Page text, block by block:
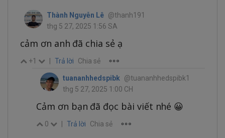
Thành Nguyễn Lê @thanh191
thg 5 27, 2025 1:56 SA
cảm ơn anh đã chia sẻ ạ
+1 Trả lời Chia sẻ
tuananhhedspibk
@tuananhhedspibk1
thg 5 27, 2025 1:00 CH
Cảm ơn bạn đã đọc bài viết nhé 😀
0 Trả lời Chia sẻ